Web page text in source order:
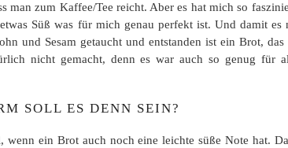
man zum Kaffee/Tee reicht. Aber es hat mich so
Süß was für mich genau perfekt ist. Und damit
und Sesam getaucht und entstanden ist ein Brot,
nicht gemacht, denn es war auch so genug für
SOLL ES DENN SEIN?
wenn ein Brot auch noch eine leichte süße Note hat.